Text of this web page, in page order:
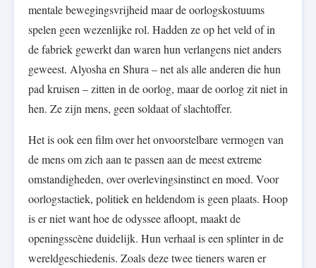
mentale bewegingsvrijheid maar de oorlogskostuums
spelen geen wezenlijke rol. Hadden ze op het veld of in
de fabriek gewerkt dan waren hun verlangens niet anders
geweest. Alyosha en Shura – net als alle anderen die hun
pad kruisen – zitten in de oorlog, maar de oorlog zit niet in
hen. Ze zijn mens, geen soldaat of slachtoffer.
Het is ook een film over het onvoorstelbare vermogen van
de mens om zich aan te passen aan de meest extreme
omstandigheden, over overlevingsinstinct en moed. Voor
oorlogstactiek, politiek en heldendom is geen plaats. Hoop
is er niet want hoe de odyssee afloopt, maakt de
openingsscène duidelijk. Hun verhaal is een splinter in de
wereldgeschiedenis. Zoals deze twee tieners waren er